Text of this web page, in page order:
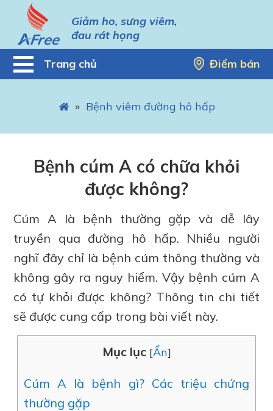
Giảm ho, sưng viêm,
đau rát họng
Trang chủ Điểm bán
» Bệnh viêm đường hô hấp
Bệnh cúm A có chữa khỏi
được không?
Cúm A là bệnh thường gặp và dễ lây
truyền qua đường hô hấp. Nhiều người
nghĩ đây chỉ là bệnh cúm thông thường và
không gây ra nguy hiểm. Vậy bệnh cúm A
có tự khỏi được không? Thông tin chi tiết
sẽ được cung cấp trong bài viết này.
Mục lục [Ẩn]
Cúm A là bệnh gì? Các triệu chứng
thường gặp